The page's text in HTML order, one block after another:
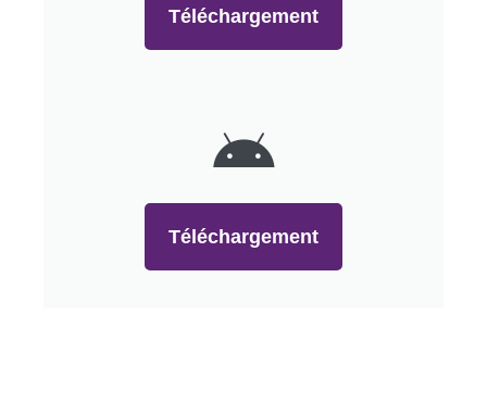
Téléchargement
Téléchargement